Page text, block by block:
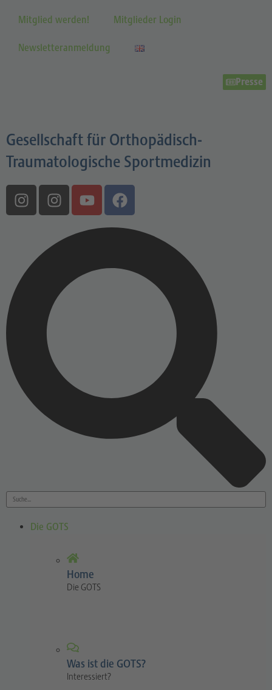
Mitglied werden! Mitglieder Login
Newsletteranmeldung
Presse
Gesellschaft für Orthopädisch-
Traumatologische Sportmedizin
Die GOTS
Home
Die GOTS
Was ist die GOTS?
Interessiert?